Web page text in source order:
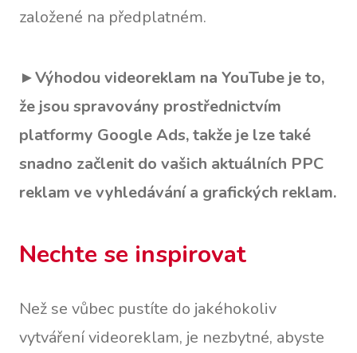
založené na předplatném.
►Výhodou videoreklam na YouTube je to,
že jsou spravovány prostřednictvím
platformy Google Ads, takže je lze také
snadno začlenit do vašich aktuálních PPC
reklam ve vyhledávání a grafických reklam.
Nechte se inspirovat
Než se vůbec pustíte do jakéhokoliv
vytváření videoreklam, je nezbytné, abyste